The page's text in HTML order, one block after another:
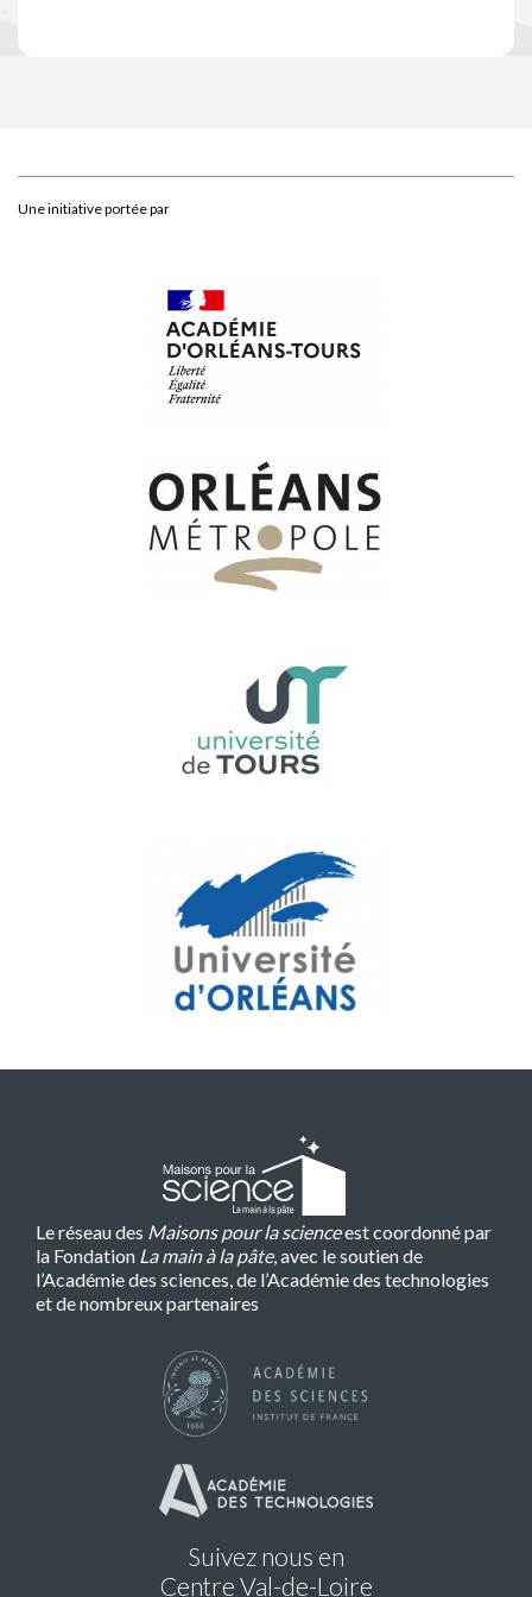
Une initiative portée par
Le réseau des Maisons pour la scienceest coordonné par
la Fondation La main à la pâte, avec le soutien de
l’Académie des sciences, de l’Académie des technologies
et de nombreux partenaires
Suivez nous en
Centre Val-de-Loire